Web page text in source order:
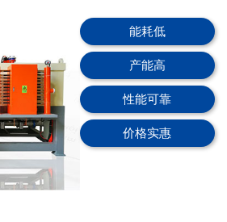
能耗低
产能高
性能可靠
价格实惠